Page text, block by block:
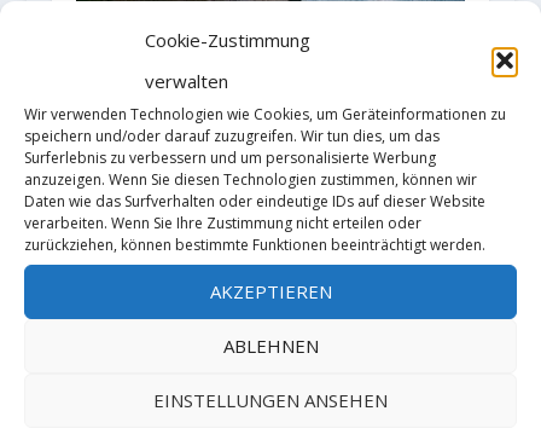
Cookie-Zustimmung
verwalten
Wir verwenden Technologien wie Cookies, um Geräteinformationen zu
speichern und/oder darauf zuzugreifen. Wir tun dies, um das
Surferlebnis zu verbessern und um personalisierte Werbung
anzuzeigen. Wenn Sie diesen Technologien zustimmen, können wir
Daten wie das Surfverhalten oder eindeutige IDs auf dieser Website
verarbeiten. Wenn Sie Ihre Zustimmung nicht erteilen oder
zurückziehen, können bestimmte Funktionen beeinträchtigt werden.
AKZEPTIEREN
ABLEHNEN
EINSTELLUNGEN ANSEHEN
Babsi Zangerl sends "Atlantic" 8c
and "Missing Link" 8c+
25. April 2019
Deine E-Mail-Adresse wird nicht
Erforderliche Felder